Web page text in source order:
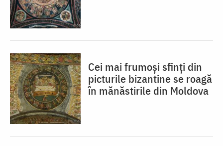
Cei mai frumoși sfinți din
picturile bizantine se roagă
în mănăstirile din Moldova